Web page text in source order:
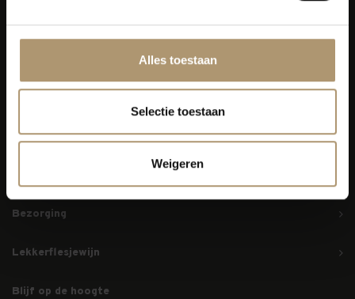
Alles toestaan
Selectie toestaan
Weigeren
2431 AE Noorden
info@lekkerflesjewijn.nl
Bezorging
Lekkerflesjewijn
Blijf op de hoogte